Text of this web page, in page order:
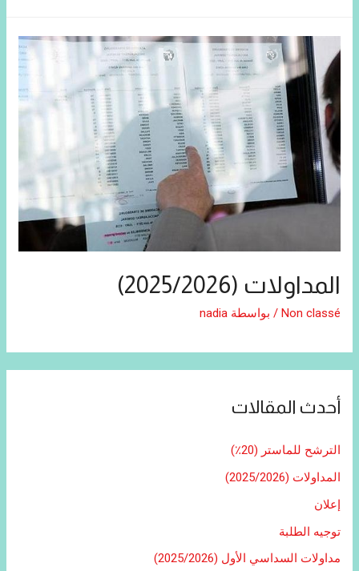
المداولات (2025/2026)
Non classé / بواسطة nadia
أحدث المقالات
الترشح للماستر (20٪)
المداولات (2025/2026)
إعلان
توجيه الطلبة
مداولات السداسي الأول (2025/2026)